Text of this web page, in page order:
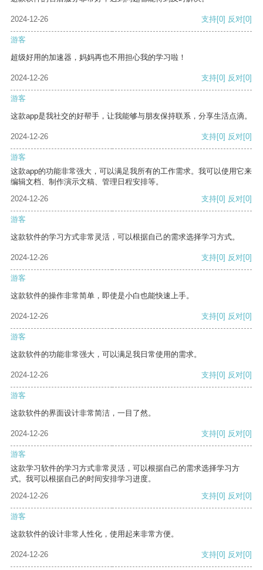
2024-12-26 支持[0] 反对[0]
游客
超级好用的加速器，妈妈再也不用担心我的学习啦！
2024-12-26 支持[0] 反对[0]
游客
这款app是我社交的好帮手，让我能够与朋友保持联系，分享生活点滴。
2024-12-26 支持[0] 反对[0]
游客
这款app的功能非常强大，可以满足我所有的工作需求。我可以使用它来
编辑文档、制作演示文稿、管理日程安排等。
2024-12-26
支持[0] 反对[0]
游客
这款软件的学习方式非常灵活，可以根据自己的需求选择学习方式。
2024-12-26 支持[0] 反对[0]
游客
这款软件的操作非常简单，即使是小白也能快速上手。
2024-12-26 支持[0] 反对[0]
游客
这款软件的功能非常强大，可以满足我日常使用的需求。
2024-12-26 支持[0] 反对[0]
游客
这款软件的界面设计非常简洁，一目了然。
2024-12-26 支持[0] 反对[0]
游客
这款学习软件的学习方式非常灵活，可以根据自己的需求选择学习方
式。我可以根据自己的时间安排学习进度。
2024-12-26
支持[0] 反对[0]
游客
这款软件的设计非常人性化，使用起来非常方便。
2024-12-26 支持[0] 反对[0]